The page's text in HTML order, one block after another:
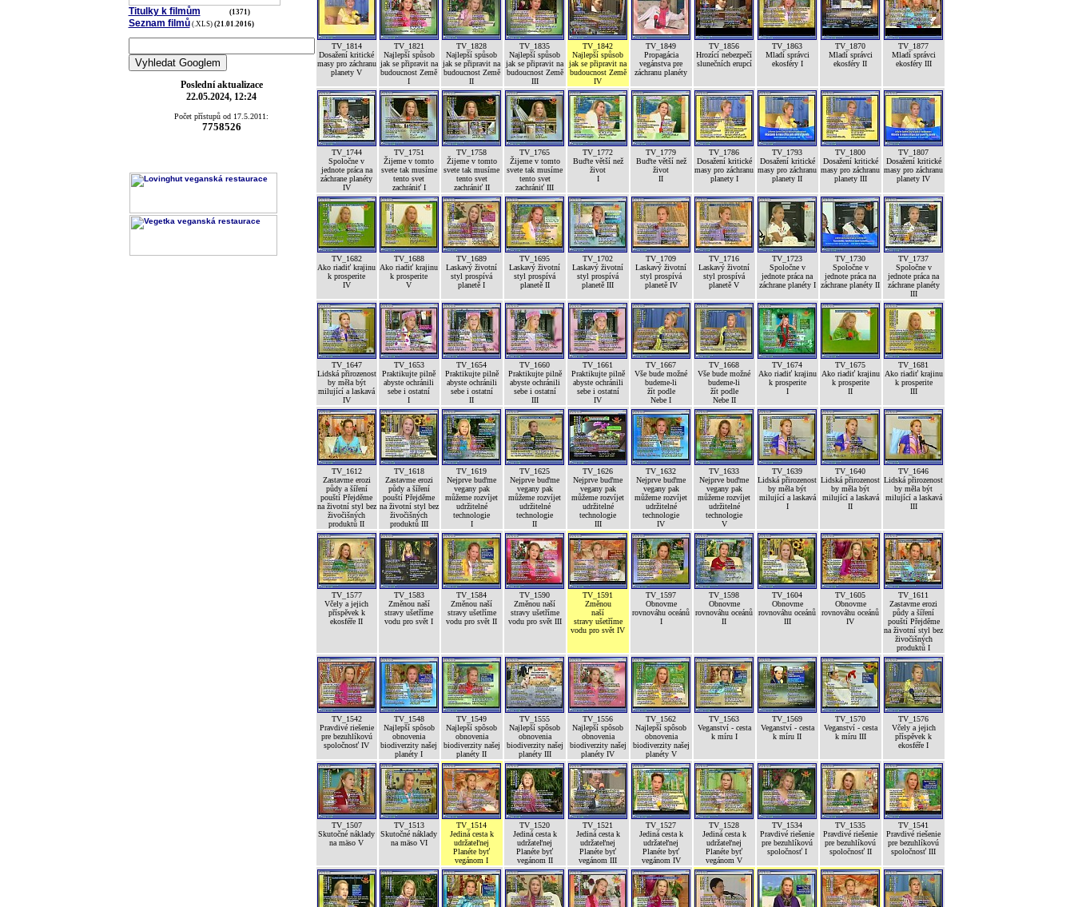
Titulky k filmům (1371)
Seznam filmů (.XLS) (21.01.2016)
Poslední aktualizace
22.05.2024, 12:24
Počet přístupů od 17.5.2011:
7758526
TV_1814
Dosažení kritické
masy pro záchranu
planety V
TV_1821
Najlepší spůsob
jak se připravit na
budoucnost Země
I
TV_1828
Najlepší spůsob
jak se připravit na
budoucnost Země
II
TV_1835
Najlepší spůsob
jak se připravit na
budoucnost Země
III
TV_1842
Najlepší spůsob
jak se připravit na
budoucnost Země
IV
TV_1849
Propagácia
vegánstva pre
záchranu planéty
TV_1856
Hrozící nebezpečí
slunečních erupcí
TV_1863
Mladí správci
ekosféry I
TV_1870
Mladí správci
ekosféry II
TV_1877
Mladí správci
ekosféry III
TV_1744
Spoločne v
jednote práca na
záchrane planéty
IV
TV_1751
Žijeme v tomto
svete tak musíme
tento svet
zachrániť I
TV_1758
Žijeme v tomto
svete tak musíme
tento svet
zachrániť II
TV_1765
Žijeme v tomto
svete tak musíme
tento svet
zachrániť III
TV_1772
Buďte větší než
život
I
TV_1779
Buďte větší než
život
II
TV_1786
Dosažení kritické
masy pro záchranu
planety I
TV_1793
Dosažení kritické
masy pro záchranu
planety II
TV_1800
Dosažení kritické
masy pro záchranu
planety III
TV_1807
Dosažení kritické
masy pro záchranu
planety IV
TV_1682
Ako riadiť krajinu
k prosperite
IV
TV_1688
Ako riadiť krajinu
k prosperite
V
TV_1689
Laskavý životní
styl prospívá
planetě I
TV_1695
Laskavý životní
styl prospívá
planetě II
TV_1702
Laskavý životní
styl prospívá
planetě III
TV_1709
Laskavý životní
styl prospívá
planetě IV
TV_1716
Laskavý životní
styl prospívá
planetě V
TV_1723
Spoločne v
jednote práca na
záchrane planéty I
TV_1730
Spoločne v
jednote práca na
záchrane planéty II
TV_1737
Spoločne v
jednote práca na
záchrane planéty
III
TV_1647
Lidská přirozenost
by měla být
milující a laskavá
IV
TV_1653
Praktikujte pilně
abyste ochránili
sebe i ostatní
I
TV_1654
Praktikujte pilně
abyste ochránili
sebe i ostatní
II
TV_1660
Praktikujte pilně
abyste ochránili
sebe i ostatní
III
TV_1661
Praktikujte pilně
abyste ochránili
sebe i ostatní
IV
TV_1667
Vše bude možné
budeme-li
žít podle
Nebe I
TV_1668
Vše bude možné
budeme-li
žít podle
Nebe II
TV_1674
Ako riadiť krajinu
k prosperite
I
TV_1675
Ako riadiť krajinu
k prosperite
II
TV_1681
Ako riadiť krajinu
k prosperite
III
TV_1612
Zastavme erozi
půdy a šíření
pouští Přejděme
na životní styl bez
živočišných
produktů II
TV_1618
Zastavme erozi
půdy a šíření
pouští Přejděme
na životní styl bez
živočišných
produktů III
TV_1619
Nejprve buďme
vegany pak
můžeme rozvíjet
udržitelné
technologie
I
TV_1625
Nejprve buďme
vegany pak
můžeme rozvíjet
udržitelné
technologie
II
TV_1626
Nejprve buďme
vegany pak
můžeme rozvíjet
udržitelné
technologie
III
TV_1632
Nejprve buďme
vegany pak
můžeme rozvíjet
udržitelné
technologie
IV
TV_1633
Nejprve buďme
vegany pak
můžeme rozvíjet
udržitelné
technologie
V
TV_1639
Lidská přirozenost
by měla být
milující a laskavá
I
TV_1640
Lidská přirozenost
by měla být
milující a laskavá
II
TV_1646
Lidská přirozenost
by měla být
milující a laskavá
III
TV_1577
Včely a jejich
příspěvek k
ekosféře II
TV_1583
Změnou naší
stravy ušetříme
vodu pro svět I
TV_1584
Změnou naší
stravy ušetříme
vodu pro svět II
TV_1590
Změnou naší
stravy ušetříme
vodu pro svět III
TV_1591
Změnou
naší
stravy ušetříme
vodu pro svět IV
TV_1597
Obnovme
rovnováhu oceánů
I
TV_1598
Obnovme
rovnováhu oceánů
II
TV_1604
Obnovme
rovnováhu oceánů
III
TV_1605
Obnovme
rovnováhu oceánů
IV
TV_1611
Zastavme erozi
půdy a šíření
pouští Přejděme
na životní styl bez
živočišných
produktů I
TV_1542
Pravdivé riešenie
pre bezuhlíkovú
spoločnosť IV
TV_1548
Najlepší spôsob
obnovenia
biodiverzity našej
planéty I
TV_1549
Najlepší spôsob
obnovenia
biodiverzity našej
planéty II
TV_1555
Najlepší spôsob
obnovenia
biodiverzity našej
planéty III
TV_1556
Najlepší spôsob
obnovenia
biodiverzity našej
planéty IV
TV_1562
Najlepší spôsob
obnovenia
biodiverzity našej
planéty V
TV_1563
Veganství - cesta
k míru I
TV_1569
Veganství - cesta
k míru II
TV_1570
Veganství - cesta
k míru III
TV_1576
Včely a jejich
příspěvek k
ekosféře I
TV_1507
Skutočné náklady
na mäso V
TV_1513
Skutočné náklady
na mäso VI
TV_1514
Jediná cesta k
udržateľnej
Planéte byť
vegánom I
TV_1520
Jediná cesta k
udržateľnej
Planéte byť
vegánom II
TV_1521
Jediná cesta k
udržateľnej
Planéte byť
vegánom III
TV_1527
Jediná cesta k
udržateľnej
Planéte byť
vegánom IV
TV_1528
Jediná cesta k
udržateľnej
Planéte byť
vegánom V
TV_1534
Pravdivé riešenie
pre bezuhlíkovú
spoločnosť I
TV_1535
Pravdivé riešenie
pre bezuhlíkovú
spoločnosť II
TV_1541
Pravdivé riešenie
pre bezuhlíkovú
spoločnosť III